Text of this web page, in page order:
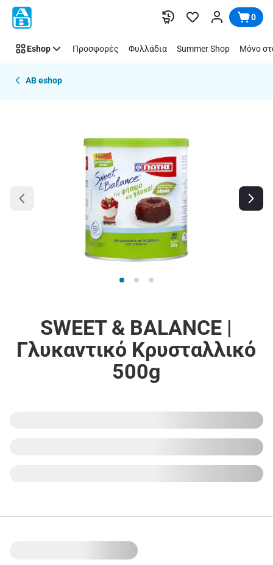
Παράλειψη 0
Eshop Προσφορές Φυλλάδια Summer Shop Μόνο
AB eshop
SWEET & BALANCE |
Γλυκαντικό Κρυσταλλικό
500g